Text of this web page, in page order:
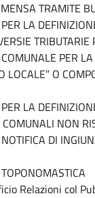
TRAMITE
LA
TRIBUTARIE
PER
LOCALE” O
LA
NON
DI
Relazioni col